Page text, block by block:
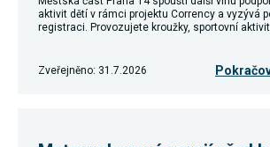
aktivit dětí v rámci projektu Corrency a vyzývá
registraci. Provozujete kroužky, sportovní
Zveřejněno: 31.7.2026
Vašim